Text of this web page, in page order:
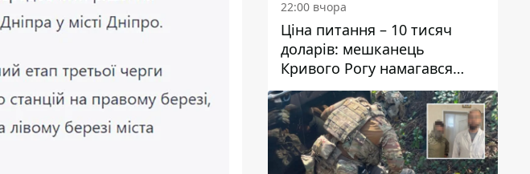
22:00 вчора
Ціна питання – 10 тисяч
доларів: мешканець
Кривого Рогу намагався
переправити чоловіка до
Словаччини